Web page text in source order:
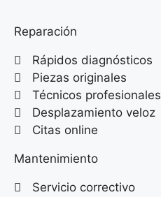
Reparación
Rápidos diagnósticos
Piezas originales
Técnicos profesionales
Desplazamiento veloz
Citas online
Mantenimiento
Servicio correctivo